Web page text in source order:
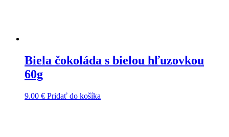
Biela čokoláda s bielou hľuzovkou
60g
9.00 € Pridať do košíka